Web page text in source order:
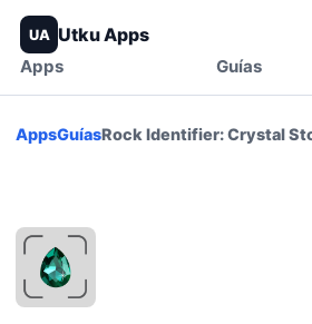
UA Utku Apps
Apps Guías
AppsGuíasRock Identifier: Crystal